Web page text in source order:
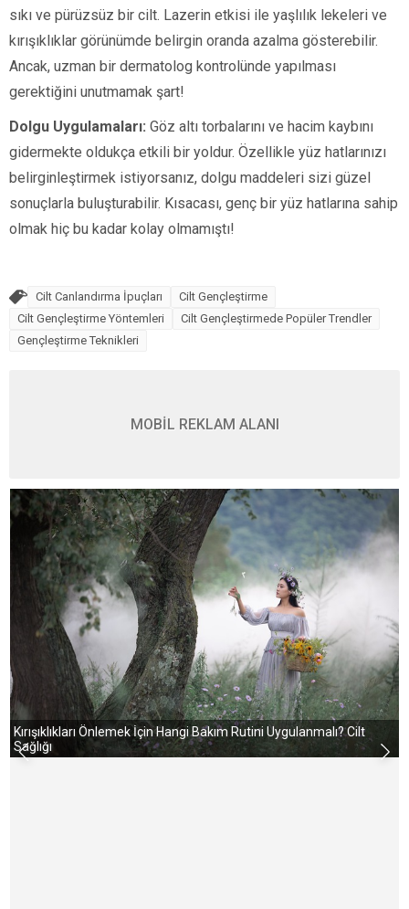
sıkı ve pürüzsüz bir cilt. Lazerin etkisi ile yaşlılık lekeleri ve
kırışıklıklar görünümde belirgin oranda azalma gösterebilir.
Ancak, uzman bir dermatolog kontrolünde yapılması
gerektiğini unutmamak şart!
Dolgu Uygulamaları: Göz altı torbalarını ve hacim kaybını
gidermekte oldukça etkili bir yoldur. Özellikle yüz hatlarınızı
belirginleştirmek istiyorsanız, dolgu maddeleri sizi güzel
sonuçlarla buluşturabilir. Kısacası, genç bir yüz hatlarına sahip
olmak hiç bu kadar kolay olmamıştı!
Cilt Canlandırma İpuçları
Cilt Gençleştirme
Cilt Gençleştirme Yöntemleri
Cilt Gençleştirmede Popüler Trendler
Gençleştirme Teknikleri
MOBİL REKLAM ALANI
Kırışıklıkları Önlemek İçin Hangi Bakım Rutini Uygulanmalı? Cilt
Sağlığı